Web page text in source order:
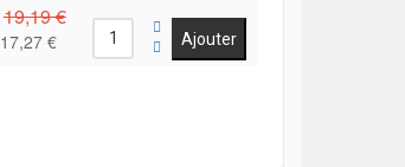
19,19 €
17,27 €